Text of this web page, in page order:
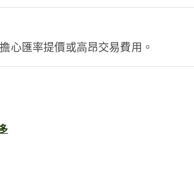
心匯率提價或高昂交易費用。